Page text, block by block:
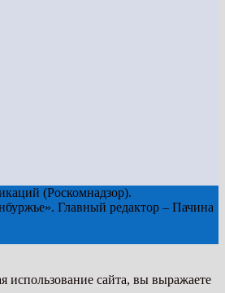
(Роскомнадзор).
Главный редактор – Пачина
использование сайта, вы выражаете